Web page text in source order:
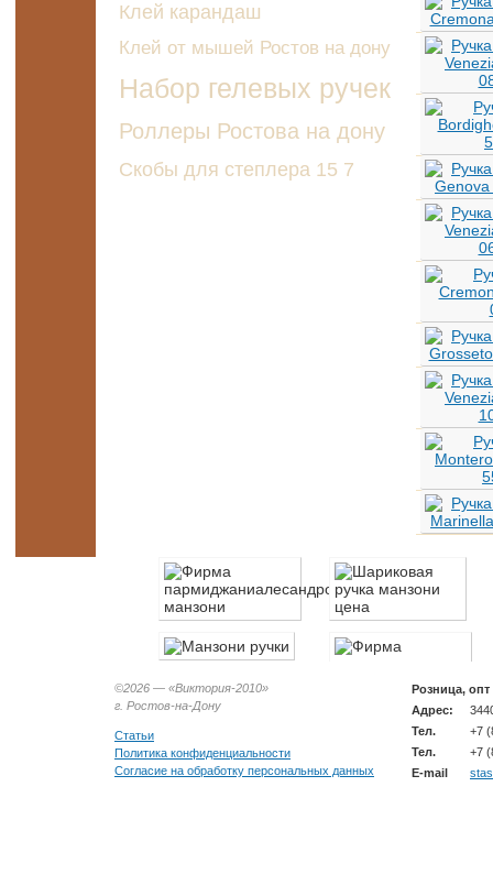
Клей карандаш
Клей от мышей Ростов на дону
Набор гелевых ручек
Роллеры Ростова на дону
Скобы для степлера 15 7
©2026 — «Виктория-2010»
г. Ростов-на-Дону
Статьи
Политика конфиденциальности
Согласие на обработку персональных данных
Розница,
Адрес:
Тел.
+7
Тел.
+7
E-mail